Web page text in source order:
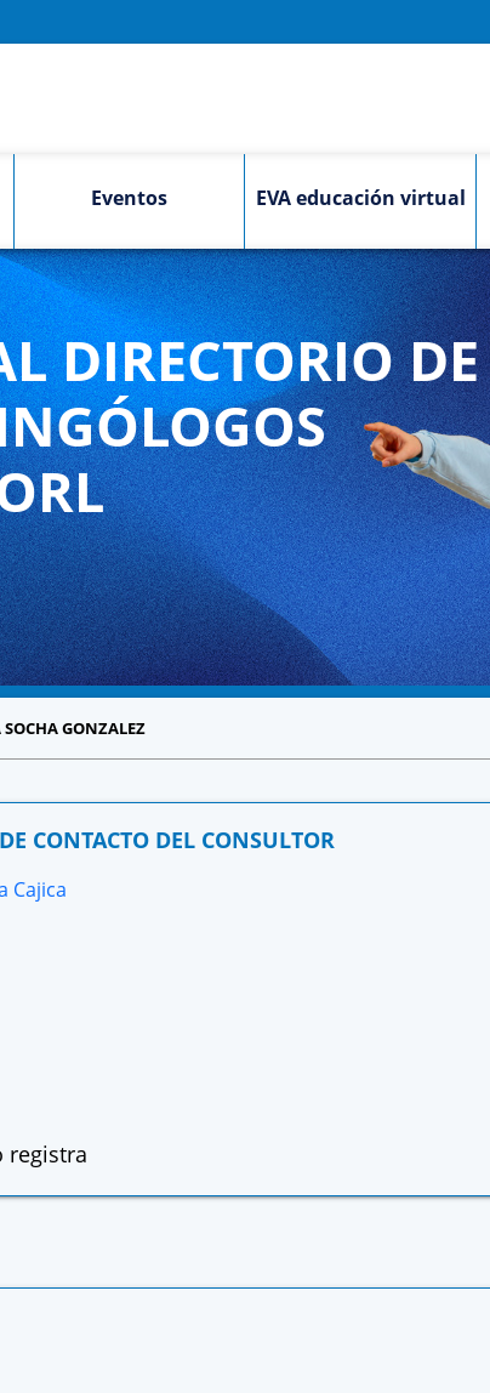
Eventos EVA educación virtual
DIRECTORIO DE
GONZALEZ
CONTACTO DEL CONSULTOR
Cajica
registra